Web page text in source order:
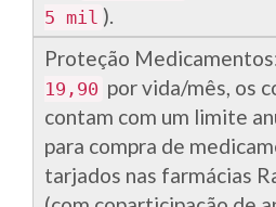
5 mil ).
Proteção
19,90 por vida/mês, os
contam com um limite
para compra de
tarjados nas farmácias